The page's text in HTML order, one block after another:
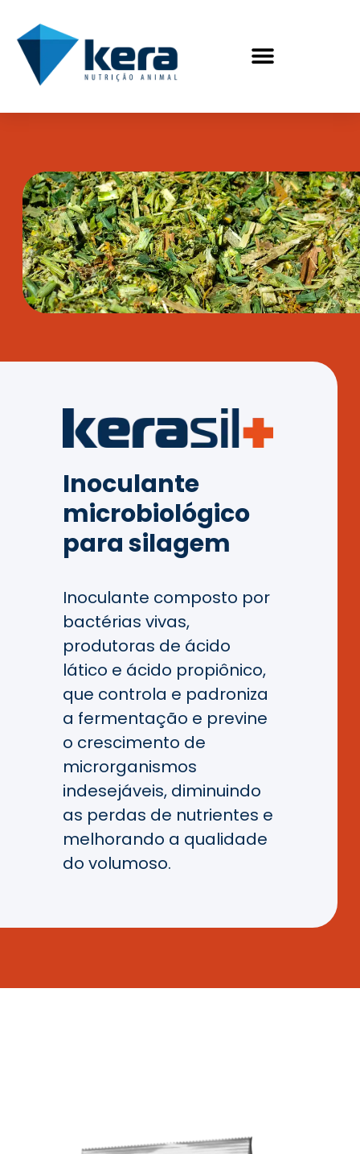
Inoculante
microbiológico
para silagem
Inoculante composto por
bactérias vivas,
produtoras de ácido
lático e ácido propiônico,
que controla e padroniza
a fermentação e previne
o crescimento de
microrganismos
indesejáveis, diminuindo
as perdas de nutrientes e
melhorando a qualidade
do volumoso.